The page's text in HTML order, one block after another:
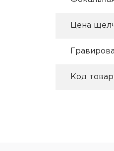
Цена
Код